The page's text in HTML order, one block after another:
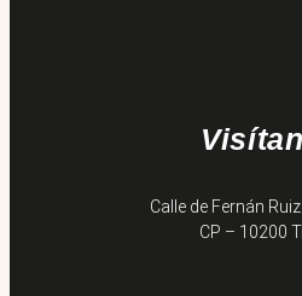
Calle de Fernán
CP – 10200